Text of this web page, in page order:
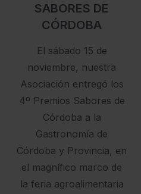
SABORES DE
CÓRDOBA
El sábado 15 de
noviembre, nuestra
Asociación entregó los
4º Premios Sabores de
Córdoba a la
Gastronomía de
Córdoba y Provincia, en
el magnífico marco de
la feria agroalimentaria